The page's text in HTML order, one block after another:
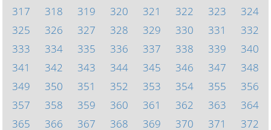
317
318 319 320 321 322 323
324
325
326 327 328 329 330 331
332
333
334 335 336 337 338 339
340
341
342 343 344 345 346 347
348
349
350 351 352 353 354 355
356
357
358 359 360 361 362 363
364
365
366 367 368 369 370 371 372